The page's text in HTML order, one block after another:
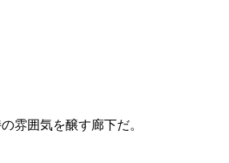
雰囲気を醸す廊下だ。